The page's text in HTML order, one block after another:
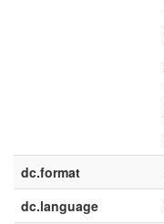
dc.format
dc.language